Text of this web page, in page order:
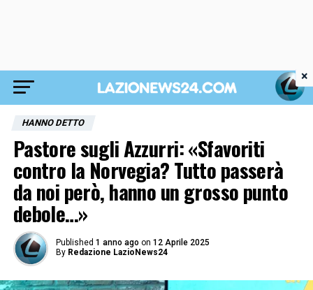
HANNO DETTO
Pastore sugli Azzurri: «Sfavoriti
contro la Norvegia? Tutto passerà
da noi però, hanno un grosso punto
debole…»
Published 1 anno ago on 12 Aprile 2025
By Redazione LazioNews24
×